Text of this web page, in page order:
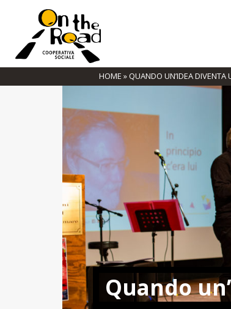
HOME »QUANDO UN’IDEA DIVENTA
Quando